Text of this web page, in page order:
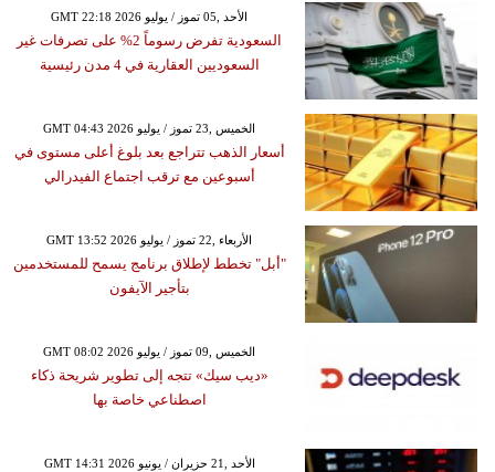
GMT 22:18 2026 الأحد ,05 تموز / يوليو
السعودية تفرض رسوماً 2% على تصرفات غير
السعوديين العقارية في 4 مدن رئيسية
GMT 04:43 2026 الخميس ,23 تموز / يوليو
أسعار الذهب تتراجع بعد بلوغ أعلى مستوى في
أسبوعين مع ترقب اجتماع الفيدرالي
GMT 13:52 2026 الأربعاء ,22 تموز / يوليو
"أبل" تخطط لإطلاق برنامج يسمح للمستخدمين
بتأجير الآيفون
GMT 08:02 2026 الخميس ,09 تموز / يوليو
«ديب سيك» تتجه إلى تطوير شريحة ذكاء
اصطناعي خاصة بها
GMT 14:31 2026 الأحد ,21 حزيران / يونيو